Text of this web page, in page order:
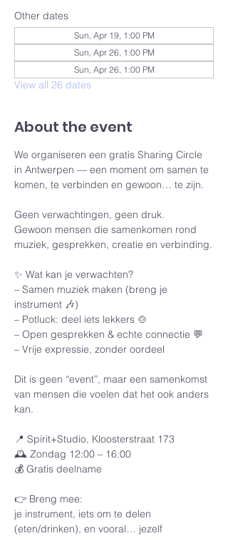
Other dates
Sun, Apr 19, 1:00 PM
Sun, Apr 26, 1:00 PM
Sun, Apr 26, 1:00 PM
View all 26 dates
About the event
We organiseren een gratis Sharing Circle
in Antwerpen — een moment om samen te
komen, te verbinden en gewoon… te zijn.
Geen verwachtingen, geen druk.
Gewoon mensen die samenkomen rond
muziek, gesprekken, creatie en verbinding.
✨ Wat kan je verwachten?
– Samen muziek maken (breng je
instrument 🎶)
– Potluck: deel iets lekkers 🍲
– Open gesprekken & echte connectie 💬
– Vrije expressie, zonder oordeel
Dit is geen “event”, maar een samenkomst
van mensen die voelen dat het ook anders
kan.
📍 Spirit+Studio, Kloosterstraat 173
🕰️ Zondag 12:00 – 16:00
💰 Gratis deelname
👉 Breng mee:
je instrument, iets om te delen
(eten/drinken), en vooral… jezelf